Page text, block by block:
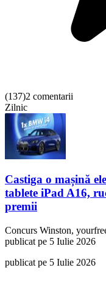
(137)2 comentarii
Zilnic
Castiga o mașină
tablete iPad A16,
premii
Concurs Winston,
publicat pe 5 Iulie 2026
publicat pe 5 Iulie 2026